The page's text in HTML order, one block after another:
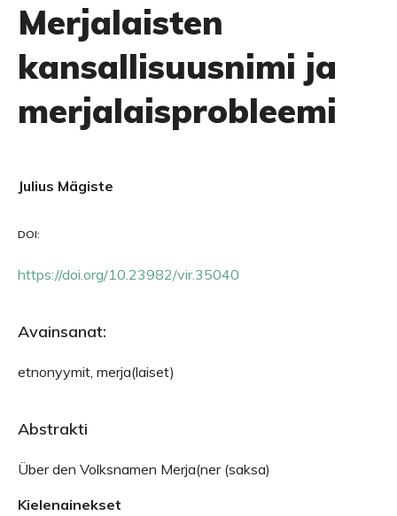
Merjalaisten
kansallisuusnimi ja
merjalaisprobleemi
Julius Mägiste
DOI:
https://doi.org/10.23982/vir.35040
Avainsanat:
etnonyymit, merja(laiset)
Abstrakti
Über den Volksnamen Merja(ner (saksa)
Kielenainekset